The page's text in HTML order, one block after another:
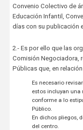
Convenio Colectivo de
Educación Infantil,
días con su publicación
2.- Es por ello que las
Comisión Negociadora,
Públicas que, en
Es necesario
estos incluyan una
conforme a lo
Público.
En dichos pliegos,
del centro.